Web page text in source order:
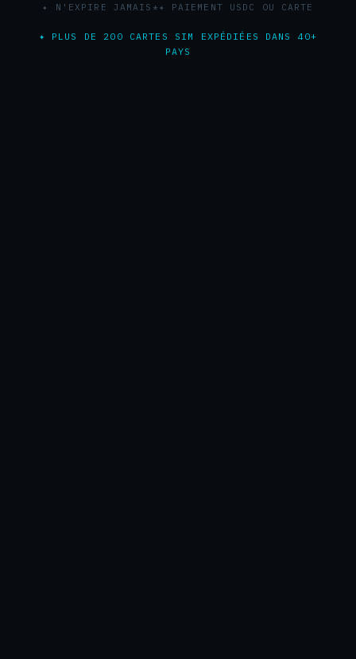
✦ N'EXPIRE JAMAIS* ✦ PAIEMENT USDC OU CARTE
✦ PLUS DE 200 CARTES SIM EXPÉDIÉES DANS 40+
PAYS